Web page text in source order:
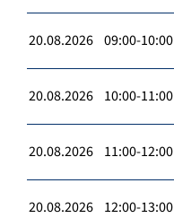
20.08.2026 09:00-10:00
20.08.2026 10:00-11:00
20.08.2026 11:00-12:00
20.08.2026 12:00-13:00